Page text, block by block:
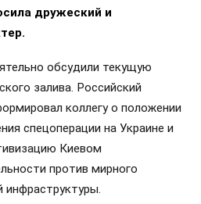
дружеский и
обсудили текущую
залива. Российский
коллегу о положении
спецоперации на Украине и
Киевом
против мирного
инфраструктуры.